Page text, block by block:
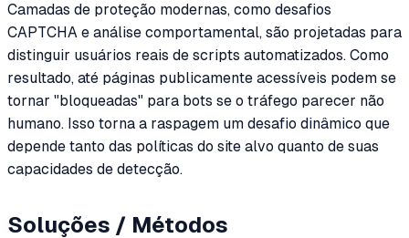
Camadas de proteção modernas, como desafios
CAPTCHA e análise comportamental, são projetadas para
distinguir usuários reais de scripts automatizados. Como
resultado, até páginas publicamente acessíveis podem se
tornar "bloqueadas" para bots se o tráfego parecer não
humano. Isso torna a raspagem um desafio dinâmico que
depende tanto das políticas do site alvo quanto de suas
capacidades de detecção.
Soluções / Métodos